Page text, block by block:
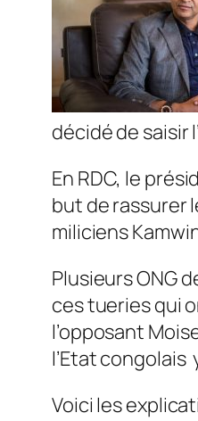
décidé de saisir
En RDC, le
but de rassurer
miliciens
Plusieurs ONG
ces tueries qui
l’opposant
l’Etat congolais
Voici les